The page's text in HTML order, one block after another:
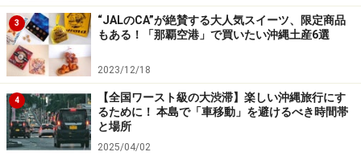
3
“JALのCA”が絶賛する大人気スイーツ、限定商品
もある！「那覇空港」で買いたい沖縄土産6選
2023/12/18
4
【全国ワースト級の大渋滞】楽しい沖縄旅行にす
るために！ 本島で「車移動」を避けるべき時間帯
と場所
2025/04/02